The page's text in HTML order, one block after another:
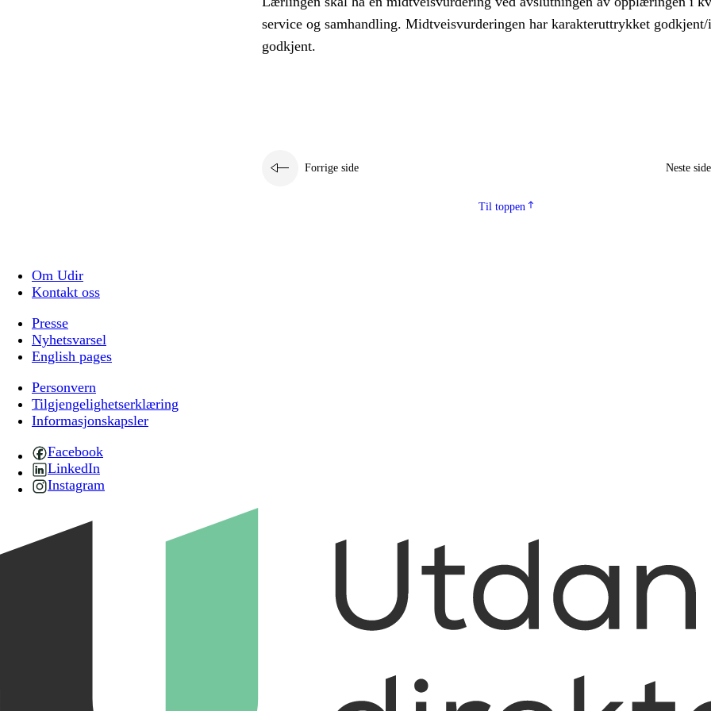
service og samhandling. Midtveisvurderingen har karakteruttrykket
godkjent.
Forrige side Neste side
Til toppen
Om Udir
Kontakt oss
Presse
Nyhetsvarsel
English pages
Personvern
Tilgjengelighetserklæring
Informasjonskapsler
Facebook
LinkedIn
Instagram